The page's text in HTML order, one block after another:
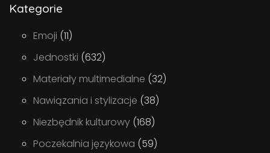
Kategorie
Emoji (11)
Jednostki (632)
Materiały multimedialne (32)
Nawiązania i stylizacje (38)
Niezbędnik kulturowy (168)
Poczekalnia językowa (59)